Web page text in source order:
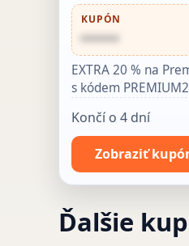
KUPÓN
••••••
EXTRA 20 % na
s kódem
Končí o 4 dní
Zobraziť
Ďalšie